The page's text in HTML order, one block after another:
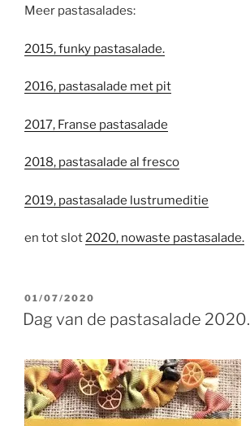
Meer pastasalades:
2015, funky pastasalade.
2016, pastasalade met pit
2017, Franse pastasalade
2018, pastasalade al fresco
2019, pastasalade lustrumeditie
en tot slot2020, nowaste pastasalade.
GEPLAATST
OP
01/07/2020
Dag van de pastasalade 2020.